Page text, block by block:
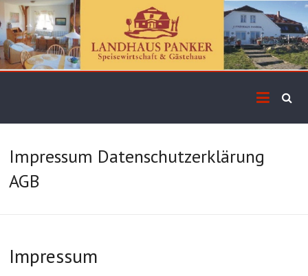
Impressum Datenschutzerklärung
AGB
Impressum